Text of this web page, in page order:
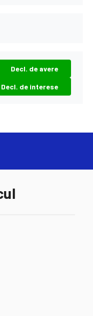
Decl. de avere
Decl. de interese